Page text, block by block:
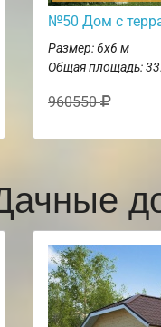
№50 Дом с
Размер: 6х6 м
Общая площадь:
960550